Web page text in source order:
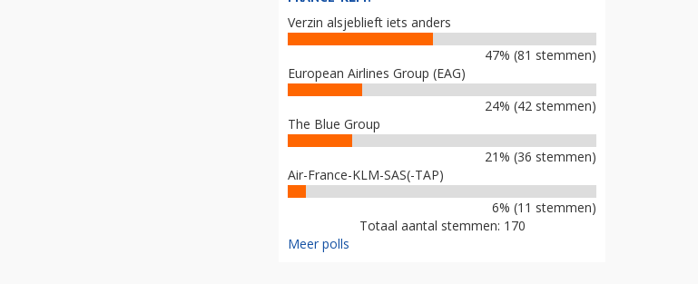
Verzin alsjeblieft iets anders
47% (81 stemmen)
European Airlines Group (EAG)
24% (42 stemmen)
The Blue Group
21% (36 stemmen)
Air-France-KLM-SAS(-TAP)
6% (11 stemmen)
Totaal aantal stemmen: 170
Meer polls